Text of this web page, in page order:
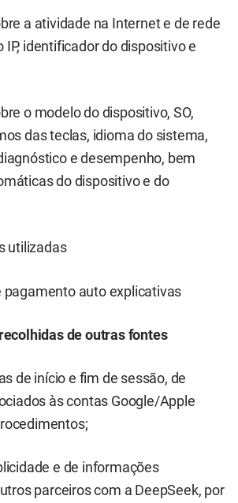
a atividade na Internet e de rede
IP, identificador do dispositivo e
o modelo do dispositivo, SO,
das teclas, idioma do sistema,
e desempenho, bem
do dispositivo e do
utilizadas
pagamento auto explicativas
de outras fontes
de início e fim de sessão, de
às contas Google/Apple
e de informações
parceiros com a DeepSeek, por